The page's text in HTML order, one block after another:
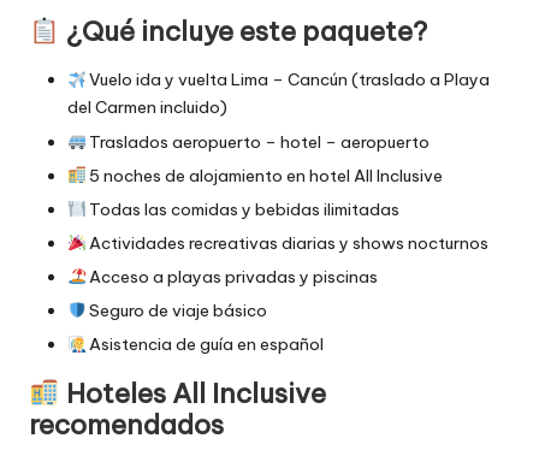
¿Qué incluye este paquete?
Vuelo ida y vuelta Lima – Cancún (traslado a Playa
del Carmen incluido)
Traslados aeropuerto – hotel – aeropuerto
5 noches de alojamiento en hotel All Inclusive
Todas las comidas y bebidas ilimitadas
Actividades recreativas diarias y shows nocturnos
Acceso a playas privadas y piscinas
Seguro de viaje básico
Asistencia de guía en español
Hoteles All Inclusive
recomendados